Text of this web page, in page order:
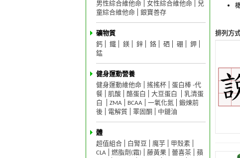
男性綜合維他命
女性綜合維他命
兒
童綜合維他命
銀寶善存
礦物質
鈣
鐵 鎂 鋅 鉻 硒 硼
鉀
錳
健身運動營養
健身運動維他命
搖搖杯
蛋白棒 -代
餐
肌酸 酪蛋白 大豆蛋白
乳清蛋
白
ZMA BCAA 一氧化氮
鍛煉前
後
電解質 睪固酮 中鏈油
體
超值組合
白腎豆 魔芋
甲殼素
CLA
燃脂劑(霜) 藤黃果 蕾喜茶
蘋
排列方